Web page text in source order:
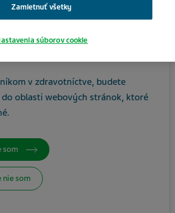
tlačidlo nižšie potvrďte, že
v zdravotníctve, budete
oblasti webových stránok, ktoré
.
som
nie som
ako PDF
Zamietnuť všetky
súborov cookie